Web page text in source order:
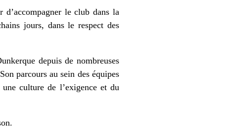
le club dans la
jours, dans le respect des
depuis de nombreuses
parcours au sein des équipes
culture de l’exigence et du